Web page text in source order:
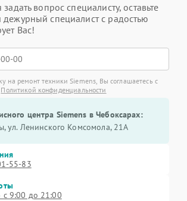
задать вопрос специалисту, оставьте
специалист с радостью
Вас!
на ремонт техники Siemens, Вы соглашаетесь с
Политикой конфиденциальности
центра Siemens в Чебоксарах:
ул. Ленинского Комсомола, 21А
55-83
с 9:00 до 21:00